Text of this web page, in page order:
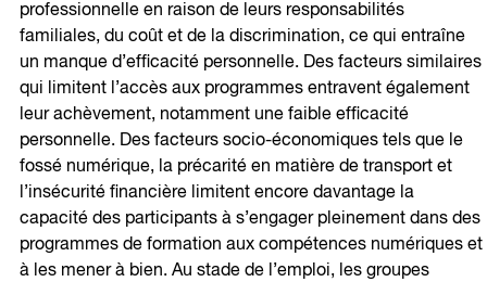
professionnelle en raison de leurs responsabilités
familiales, du coût et de la discrimination, ce qui entraîne
un manque d’efficacité personnelle. Des facteurs similaires
qui limitent l’accès aux programmes entravent également
leur achèvement, notamment une faible efficacité
personnelle. Des facteurs socio-économiques tels que le
fossé numérique, la précarité en matière de transport et
l’insécurité financière limitent encore davantage la
capacité des participants à s’engager pleinement dans des
programmes de formation aux compétences numériques et
à les mener à bien. Au stade de l’emploi, les groupes